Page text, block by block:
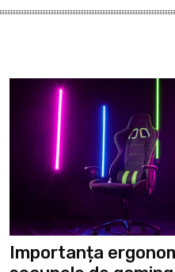
Importanța